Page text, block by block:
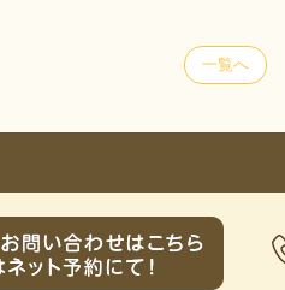
一覧へ